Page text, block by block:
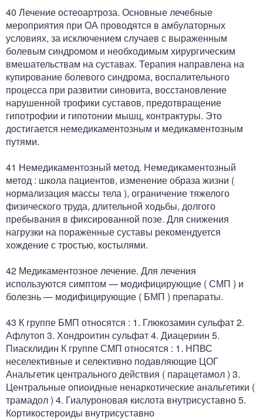
40 Лечение остеоартроза. Основные лечебные
мероприятия при ОА проводятся в амбулаторных
условиях, за исключением случаев с выраженным
болевым синдромом и необходимым хирургическим
вмешательствам на суставах. Терапия направлена на
купирование болевого синдрома, воспалительного
процесса при развитии синовита, восстановление
нарушенной трофики суставов, предотвращение
гипотрофии и гипотонии мышц, контрактуры. Это
достигается немедикаментозным и медикаментозным
путями.
41 Немедикаментозный метод. Немедикаментозный
метод : школа пациентов, изменение образа жизни (
нормализация массы тела ), ограничение тяжелого
физического труда, длительной ходьбы, долгого
пребывания в фиксированной позе. Для снижения
нагрузки на пораженные суставы рекомендуется
хождение с тростью, костылями.
42 Медикаментозное лечение. Для лечения
используются симптом — модифицирующие ( СМП ) и
болезнь — модифицирующие ( БМП ) препараты.
43 К группе БМП относятся : 1. Глюкозамин сульфат 2.
Афлутоп 3. Хондроитин сульфат 4. Диацериин 5.
Пиасклидин К группе СМП относятся : 1. НПВС
неселективные и селективно подавляющие ЦОГ
Анальгетик центрального действия ( парацетамол ) 3.
Центральные опиоидные ненаркотические анальгетики (
трамадол ) 4. Гиалуроновая кислота внутрисуставно 5.
Кортикостероиды внутрисуставно